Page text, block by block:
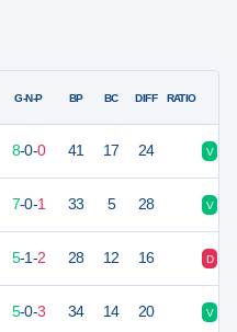
G-N-P BP BC DIFF RATIO
8-0-0 41 17 24 V
7-0-1 33 5 28 V
5-1-2 28 12 16 D
5-0-3 34 14 20 V